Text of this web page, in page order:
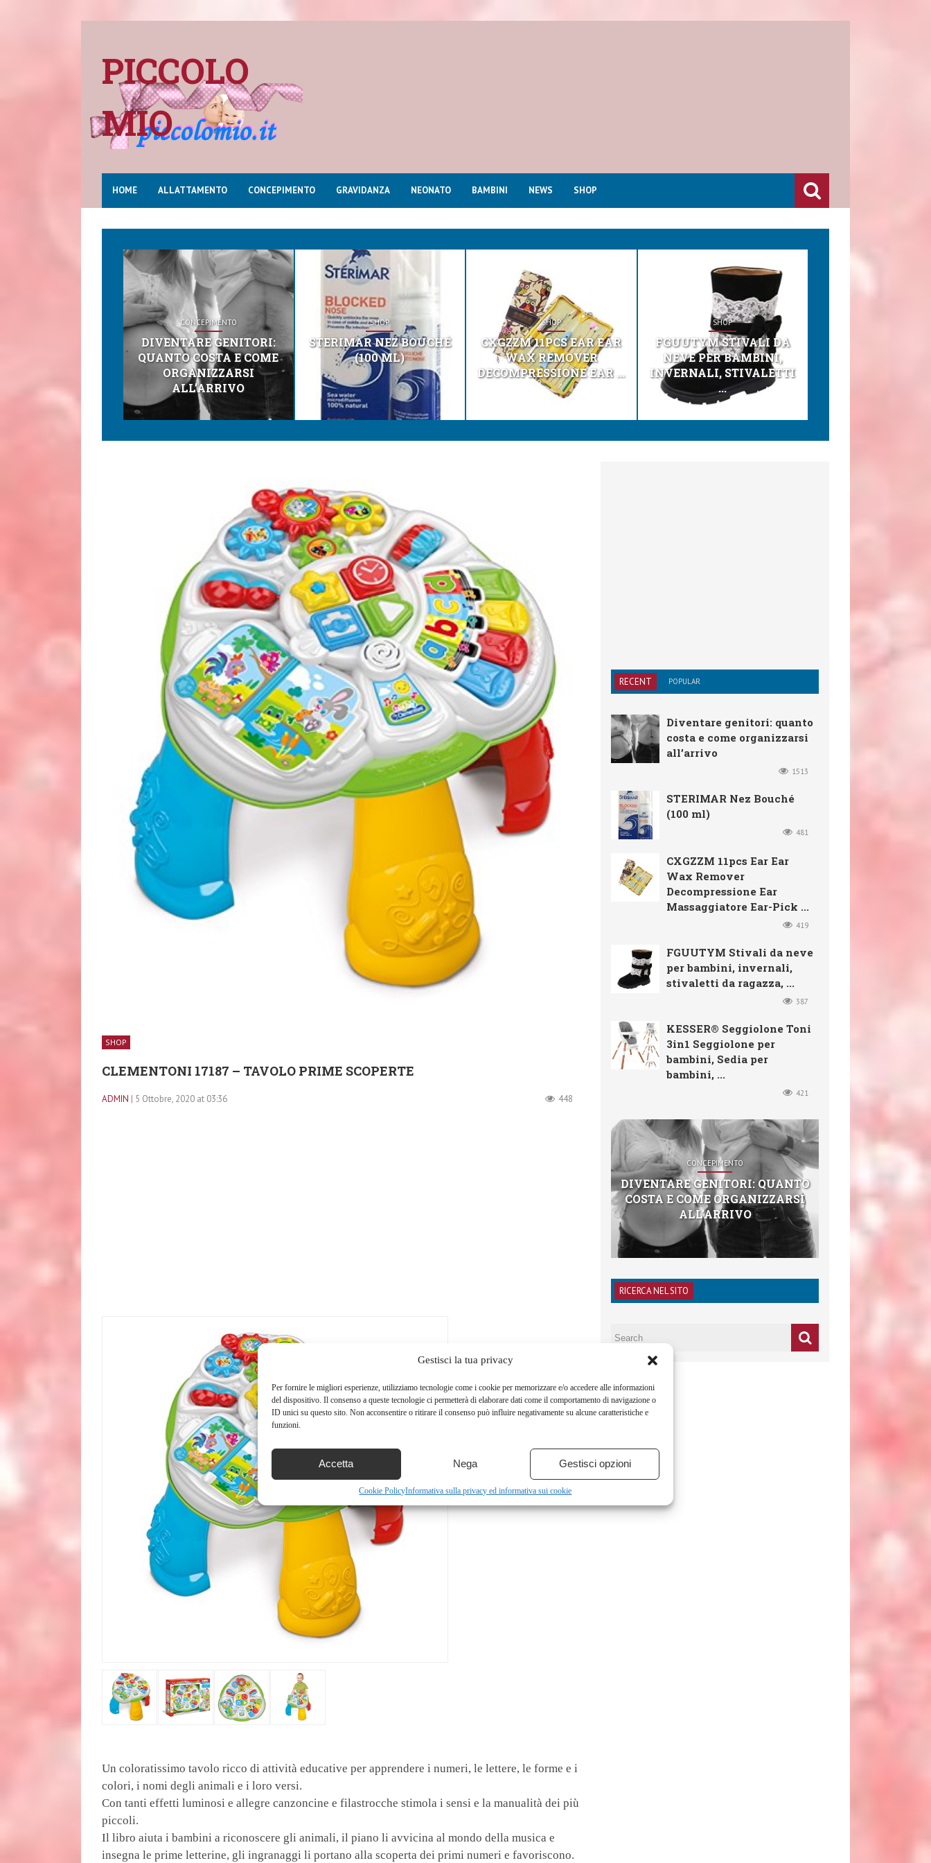
Gestisci la tua privacy
Per fornire le migliori esperienze, utilizziamo tecnologie come i cookie per memorizzare e/o accedere alle informazioni
del dispositivo. Il consenso a queste tecnologie ci permetterà di elaborare dati come il comportamento di navigazione o
ID unici su questo sito. Non acconsentire o ritirare il consenso può influire negativamente su alcune caratteristiche e
funzioni.
Accetta Nega Gestisci opzioni
Cookie PolicyInformativa sulla privacy ed informativa sui cookie
PICCOLO
MIO
HOME ALLATTAMENTO CONCEPIMENTO GRAVIDANZA NEONATO BAMBINI NEWS SHOP
CONCEPIMENTO
DIVENTARE GENITORI:
QUANTO COSTA E COME
ORGANIZZARSI
ALL’ARRIVO
SHOP
STERIMAR NEZ BOUCHÉ
(100 ML)
SHOP
CXGZZM 11PCS EAR EAR
WAX REMOVER
DECOMPRESSIONE EAR ...
SHOP
FGUUTYM STIVALI DA
NEVE PER BAMBINI,
INVERNALI, STIVALETTI
...
SHOP
CLEMENTONI 17187 – TAVOLO PRIME SCOPERTE
ADMIN | 5 Ottobre, 2020 at 03:36 448
Un coloratissimo tavolo ricco di attività educative per apprendere i numeri, le lettere, le forme e i
colori, i nomi degli animali e i loro versi.
Con tanti effetti luminosi e allegre canzoncine e filastrocche stimola i sensi e la manualità dei più
piccoli.
Il libro aiuta i bambini a riconoscere gli animali, il piano li avvicina al mondo della musica e
insegna le prime letterine, gli ingranaggi li portano alla scoperta dei primi numeri e favoriscono.
RECENT POPULAR
Diventare genitori: quanto
costa e come organizzarsi
all’arrivo
1513
STERIMAR Nez Bouché
(100 ml)
481
CXGZZM 11pcs Ear Ear
Wax Remover
Decompressione Ear
Massaggiatore Ear-Pick ...
419
FGUUTYM Stivali da neve
per bambini, invernali,
stivaletti da ragazza, ...
387
KESSER® Seggiolone Toni
3in1 Seggiolone per
bambini, Sedia per
bambini, ...
421
CONCEPIMENTO
DIVENTARE GENITORI: QUANTO
COSTA E COME ORGANIZZARSI
ALL’ARRIVO
RICERCA NEL SITO